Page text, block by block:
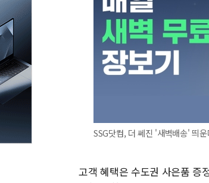
SSG닷컴, 더 쎄진 '새벽배송' 띄
고객 혜택은 수도권 사은품 증